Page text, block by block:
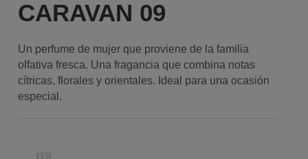
CARAVAN 09
Un perfume de mujer que proviene de la familia
olfativa fresca. Una fragancia que combina notas
cítricas, florales y orientales. Ideal para una ocasión
especial.